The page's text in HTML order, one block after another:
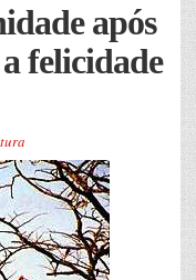
após
felicidade